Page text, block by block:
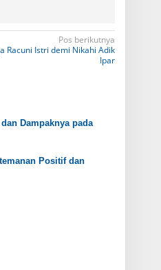
Pos berikutnya
Racuni Istri demi Nikahi Adik
Ipar
Dampaknya pada
Positif dan